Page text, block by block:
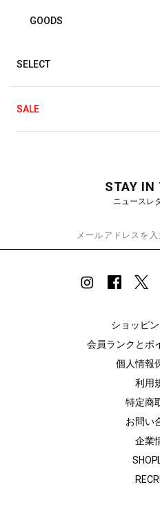
GOODS
SELECT
SALE
STAY IN
ニュースレ
ショッピ
会員ランクとポ
個人情報
利用
特定商
お問い
企業